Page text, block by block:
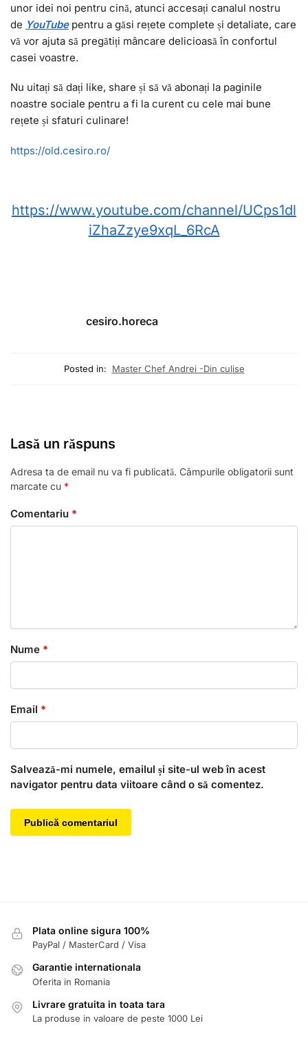
unor idei noi pentru cină, atunci accesați canalul nostru
de YouTubepentru a găsi rețete complete și detaliate, care
vă vor ajuta să pregătiți mâncare delicioasă în confortul
casei voastre.
Nu uitați să dați like, share și să vă abonați la paginile
noastre sociale pentru a fi la curent cu cele mai bune
rețete și sfaturi culinare!
https://old.cesiro.ro/
https://www.youtube.com/channel/UCps1dl
iZhaZzye9xqL_6RcA
cesiro.horeca
Posted in: Master Chef Andrei -Din culise
Lasă un răspuns
Adresa ta de email nu va fi publicată. Câmpurile obligatorii sunt
marcate cu *
Comentariu *
Nume *
Email *
Salvează-mi numele, emailul și site-ul web în acest
navigator pentru data viitoare când o să comentez.
Plata online sigura 100%
PayPal / MasterCard / Visa
Garantie internationala
Oferita in Romania
Livrare gratuita in toata tara
La produse in valoare de peste 1000 Lei